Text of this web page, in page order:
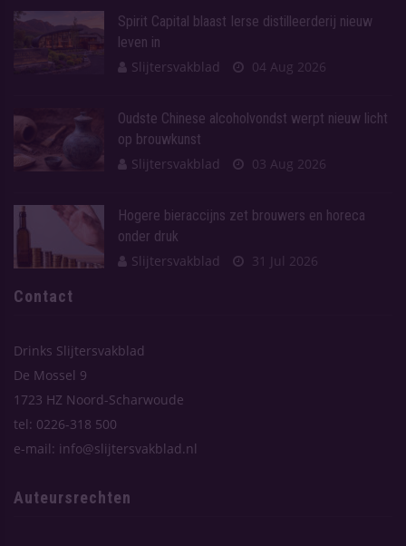
Spirit Capital blaast Ierse distilleerderij nieuw
leven in
Slijtersvakblad
04 Aug 2026
Oudste Chinese alcoholvondst werpt nieuw licht
op brouwkunst
Slijtersvakblad
03 Aug 2026
Hogere bieraccijns zet brouwers en horeca
onder druk
Slijtersvakblad
31 Jul 2026
Contact
Drinks Slijtersvakblad
De Mossel 9
1723 HZ Noord-Scharwoude
tel: 0226-318 500
e-mail: info@slijtersvakblad.nl
Auteursrechten